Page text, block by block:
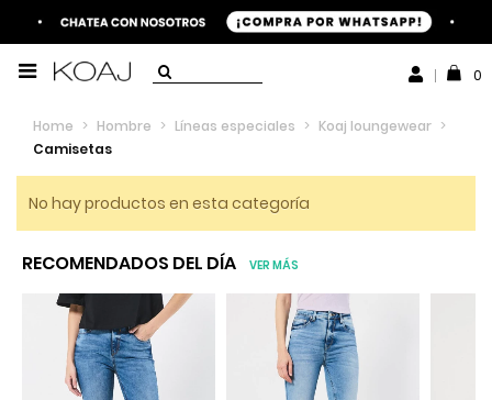
0
Home > Hombre > Líneas especiales > Koaj loungewear >
Camisetas
No hay productos en esta categoría
RECOMENDADOS DEL DÍA VER MÁS